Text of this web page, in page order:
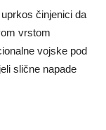
činjenici da
vrstom
vojske pod
slične napade